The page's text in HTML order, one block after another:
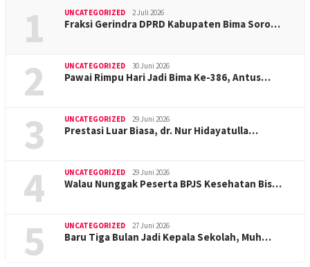
1 UNCATEGORIZED 2 Juli 2026
Fraksi Gerindra DPRD Kabupaten Bima Soro…
2 UNCATEGORIZED 30 Juni 2026
Pawai Rimpu Hari Jadi Bima Ke-386, Antus…
3 UNCATEGORIZED 29 Juni 2026
Prestasi Luar Biasa, dr. Nur Hidayatulla…
4 UNCATEGORIZED 29 Juni 2026
Walau Nunggak Peserta BPJS Kesehatan Bis…
5 UNCATEGORIZED 27 Juni 2026
Baru Tiga Bulan Jadi Kepala Sekolah, Muh…